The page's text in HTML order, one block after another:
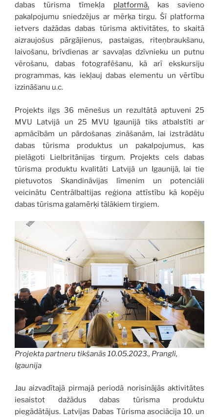
dabas tūrisma tīmekļa platformā,kas savieno
pakalpojumu sniedzējus ar mērķa tirgu. Šī platforma
ietvers dažādas dabas tūrisma aktivitātes, to skaitā
aizraujošus pārgājienus, pastaigas, riteņbraukšanu,
laivošanu, brīvdienas ar savvaļas dzīvnieku un putnu
vērošanu, dabas fotografēšanu, kā arī ekskursiju
programmas, kas iekļauj dabas elementu un vērtību
izzināšanu u.c.
Projekts ilgs 36 mēnešus un rezultātā aptuveni 25
MVU Latvijā un 25 MVU Igaunijā tiks atbalstīti ar
apmācībām un pārdošanas zināšanām, lai izstrādātu
dabas tūrisma produktus un pakalpojumus, kas
pielāgoti Lielbritānijas tirgum. Projekts cels dabas
tūrisma produktu kvalitāti Latvijā un Igaunijā, lai tie
pietuvotos Skandināvijas līmenim un potenciāli
veicinātu Centrālbaltijas reģiona attīstību kā kopēju
dabas tūrisma galamērķi tālākiem tirgiem.
Projekta partneru tikšanās 10.05.2023., Prangli,
Igaunija
Jau aizvadītajā pirmajā periodā norisinājās aktivitātes
iesaistot dažādus dabas tūrisma produktu
piegādātājus. Latvijas Dabas Tūrisma asociācija 10. un